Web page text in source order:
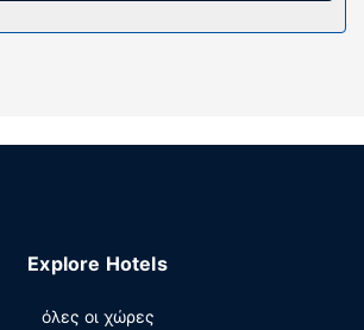
προσφέρονται, όπως εξωτερική
το οποίο διαθέτει μπαρ/lounge.
Explore Hotels
όλες οι χώρες